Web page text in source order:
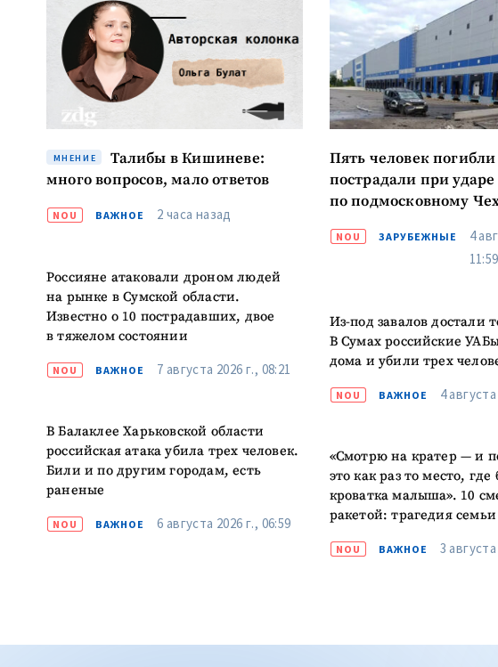
МНЕНИЕ
Талибы в Кишиневе:
много вопросов, мало ответов
NOU ВАЖНОЕ 2 часа назад
Россияне атаковали дроном людей
на рынке в Сумской области.
Известно о 10 пострадавших, двое
в тяжелом состоянии
NOU ВАЖНОЕ 7 августа 2026 г., 08:21
В Балаклее Харьковской области
российская атака убила трех человек.
Били и по другим городам, есть
раненые
NOU ВАЖНОЕ 6 августа 2026 г., 06:59
Пять человек погибли
пострадали при
по подмосковному
NOU ЗАРУБЕЖНЫЕ
4
11:59
Из-под завалов достали
В Сумах российские
дома и убили трех
NOU ВАЖНОЕ 4
«Смотрю на кратер — и
это как раз то место, где
кроватка малыша». 10
ракетой: трагедия
NOU ВАЖНОЕ 3
МОЯ НОВОСТЬ
Заголовок новости + Добавить
Фотография + Загрузить
Ссылка на медиа + Добавить
Текст новости + Добавить